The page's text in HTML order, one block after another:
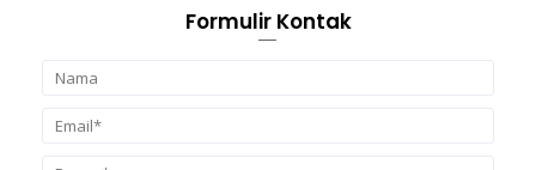
Formulir Kontak